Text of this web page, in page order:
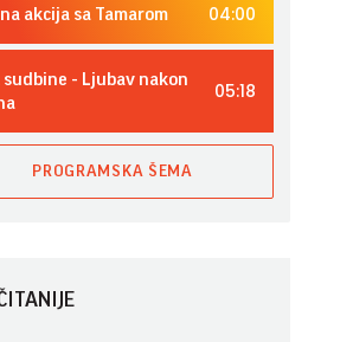
akcija sa Tamarom 04:00
sudbine - Ljubav nakon
05:18
PROGRAMSKA ŠEMA